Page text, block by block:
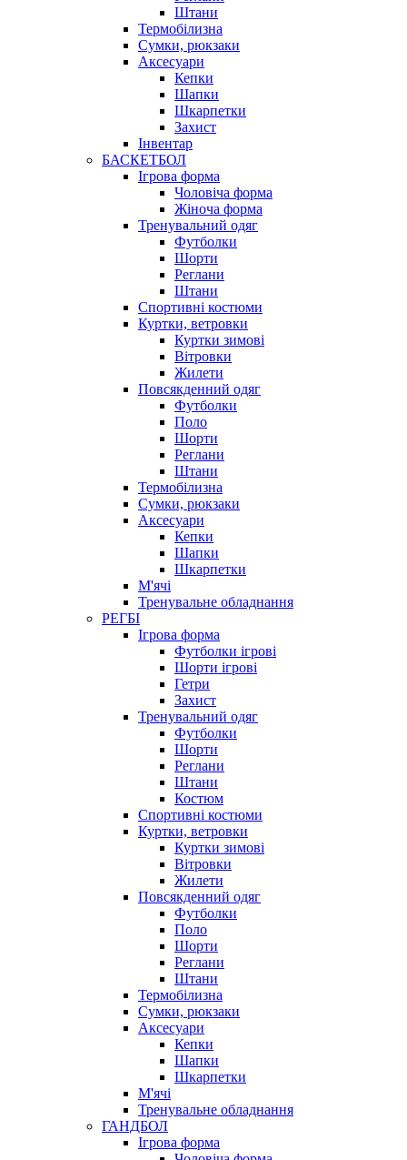
Штани
Термобілизна
Сумки, рюкзаки
Аксесуари
Кепки
Шапки
Шкарпетки
Захист
Інвентар
БАСКЕТБОЛ
Ігрова форма
Чоловіча форма
Жіноча форма
Тренувальний одяг
Футболки
Шорти
Реглани
Штани
Спортивні костюми
Куртки, ветровки
Куртки зимові
Вітровки
Жилети
Повсякденний одяг
Футболки
Поло
Шорти
Реглани
Штани
Термобілизна
Сумки, рюкзаки
Аксесуари
Кепки
Шапки
Шкарпетки
М'ячі
Тренувальне обладнання
РЕГБІ
Ігрова форма
Футболки ігрові
Шорти ігрові
Гетри
Захист
Тренувальний одяг
Футболки
Шорти
Реглани
Штани
Костюм
Спортивні костюми
Куртки, ветровки
Куртки зимові
Вітровки
Жилети
Повсякденний одяг
Футболки
Поло
Шорти
Реглани
Штани
Термобілизна
Сумки, рюкзаки
Аксесуари
Кепки
Шапки
Шкарпетки
М'ячі
Тренувальне обладнання
ГАНДБОЛ
Ігрова форма